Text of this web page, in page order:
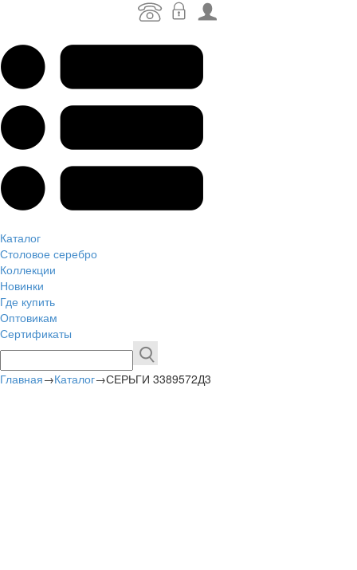
Каталог
Столовое серебро
Коллекции
Новинки
Где купить
Оптовикам
Сертификаты
Главная→Каталог→СЕРЬГИ 3389572Д3